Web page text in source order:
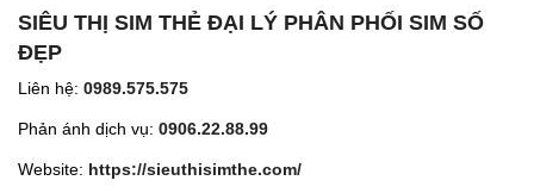
SIÊU THỊ SIM THẺ ĐẠI LÝ PHÂN PHỐI SIM SỐ
ĐẸP
Liên hệ: 0989.575.575
Phản ánh dịch vụ: 0906.22.88.99
Website: https://sieuthisimthe.com/